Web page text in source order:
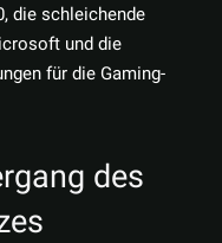
die schleichende
und die
für die Gaming-
des